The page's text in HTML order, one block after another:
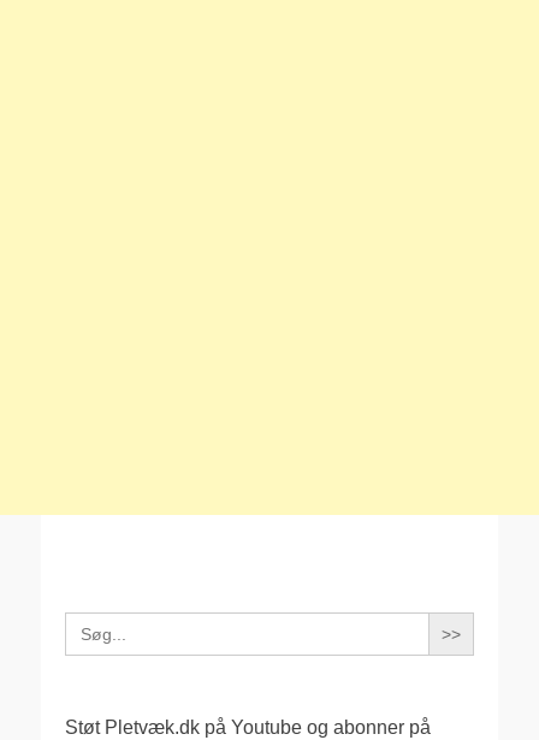
Search
for:
Støt Pletvæk.dk på Youtube og abonner på